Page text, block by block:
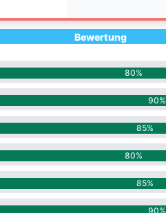
Bewertung
80%
90%
85%
80%
85%
90%